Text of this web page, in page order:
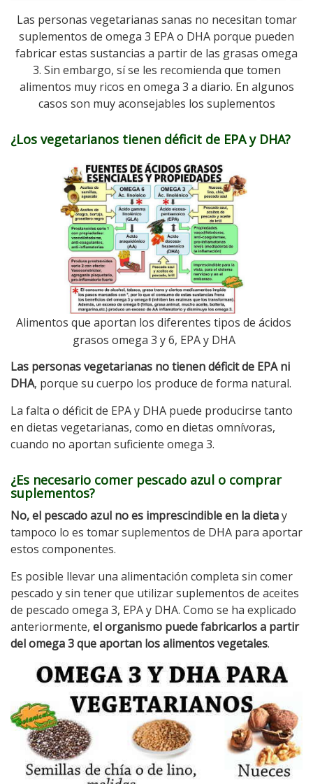
Las personas vegetarianas sanas no necesitan tomar
suplementos de omega 3 EPA o DHA porque pueden
fabricar estas sustancias a partir de las grasas omega
3. Sin embargo, sí se les recomienda que tomen
alimentos muy ricos en omega 3 a diario. En algunos
casos son muy aconsejables los suplementos
¿Los vegetarianos tienen déficit de EPA y DHA?
Alimentos que aportan los diferentes tipos de ácidos
grasos omega 3 y 6, EPA y DHA
Las personas vegetarianas no tienen déficit de EPA ni
DHA, porque su cuerpo los produce de forma natural.
La falta o déficit de EPA y DHA puede producirse tanto
en dietas vegetarianas, como en dietas omnívoras,
cuando no aportan suficiente omega 3.
¿Es necesario comer pescado azul o comprar
suplementos?
No, el pescado azul no es imprescindible en la dietay
tampoco lo es tomar suplementos de DHA para aportar
estos componentes.
Es posible llevar una alimentación completa sin comer
pescado y sin tener que utilizar suplementos de aceites
de pescado omega 3, EPA y DHA. Como se ha explicado
anteriormente, el organismo puede fabricarlos a partir
del omega 3 que aportan los alimentos vegetales.